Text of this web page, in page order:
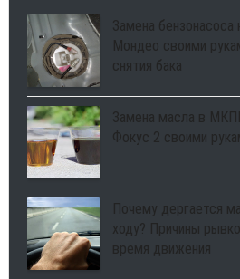
Замена бензонасоса
Мондео своими
снятия бака
Замена масла в
Фокус 2 своими
Почему дергается
ходу? Причины
время движения